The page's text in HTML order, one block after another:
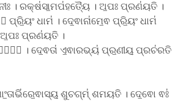
। ରକ୍ଷ॑ସା॒ମପ॑ହତ୍ୟୈ । ଅ॒ପଃ ପ୍ରଣ॑ୟତି ।
ଧାମ॑ । ଦେ॒ଵାନା॑ମେ॒ଵ ପ୍ରି॒ୟଂ ଧାମ॑
ପ୍ରଣ॑ୟତି ।
। ଦେ॒ଵତା॑ ଏ॒ଵାରଭ୍ୟ॑ ପ୍ର॒ଣୀୟ॒ ପ୍ରଚ॑ରତି
ଶୁଚଗ୍​ମ୍॑ ଶମୟତି । ଦେ॒ଵୋ ଵଃ॑